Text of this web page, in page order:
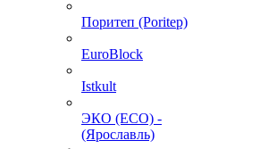
Поритеп (Poritep)
EuroBlock
Istkult
ЭКО (ECO) -
(Ярославль)